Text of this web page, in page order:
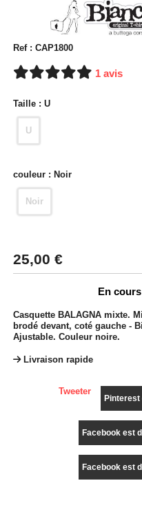
Ref : CAP1800
1 avis
Taille : U
U
couleur : Noir
Noir
25,00 €
En
Casquette BALAGNA mixte.
brodé devant, coté gauche -
Ajustable. Couleur noire.
Livraison rapide
Tweeter
Facebook est
Facebook est